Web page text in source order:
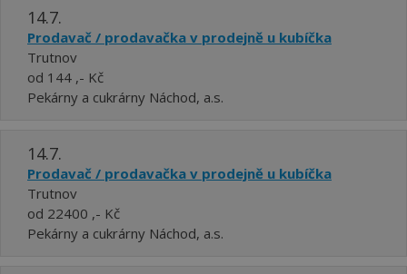
14.7.
Prodavač / prodavačka v prodejně u kubíčka
Trutnov
od 144 ,- Kč
Pekárny a cukrárny Náchod, a.s.
14.7.
Prodavač / prodavačka v prodejně u kubíčka
Trutnov
od 22400 ,- Kč
Pekárny a cukrárny Náchod, a.s.